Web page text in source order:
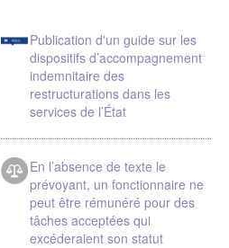
Publication d'un guide sur les
dispositifs d’accompagnement
indemnitaire des
restructurations dans les
services de l’État
En l’absence de texte le
prévoyant, un fonctionnaire ne
peut être rémunéré pour des
tâches acceptées qui
excéderaient son statut